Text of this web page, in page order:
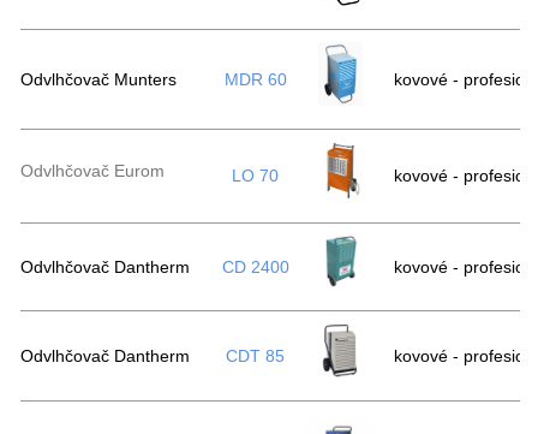
Odvlhčovač Munters MDR 60 kovové -
Odvlhčovač Eurom LO 70 kovové -
Odvlhčovač Dantherm CD 2400 kovové -
Odvlhčovač Dantherm CDT 85 kovové -